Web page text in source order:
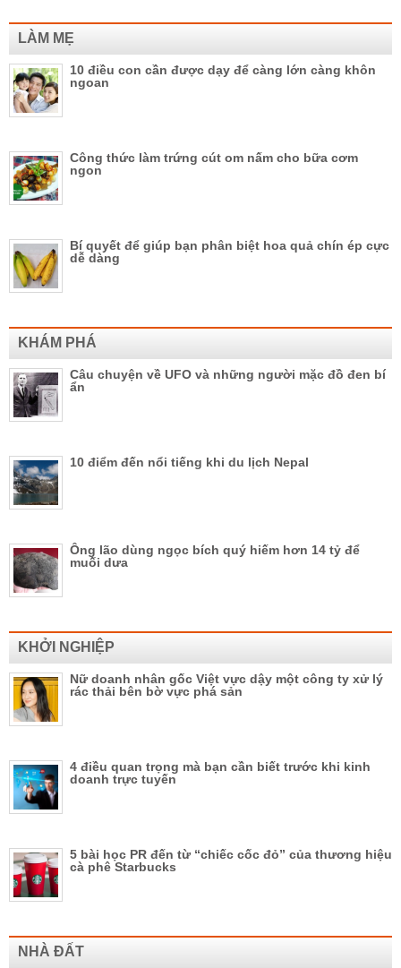
LÀM MẸ
10 điều con cần được dạy để càng lớn càng khôn
ngoan
Công thức làm trứng cút om nấm cho bữa cơm
ngon
Bí quyết để giúp bạn phân biệt hoa quả chín ép cực
dễ dàng
KHÁM PHÁ
Câu chuyện về UFO và những người mặc đồ đen bí
ẩn
10 điểm đến nổi tiếng khi du lịch Nepal
Ông lão dùng ngọc bích quý hiếm hơn 14 tỷ để
muối dưa
KHỞI NGHIỆP
Nữ doanh nhân gốc Việt vực dậy một công ty xử lý
rác thải bên bờ vực phá sản
4 điều quan trọng mà bạn cần biết trước khi kinh
doanh trực tuyến
5 bài học PR đến từ “chiếc cốc đỏ” của thương hiệu
cà phê Starbucks
NHÀ ĐẤT